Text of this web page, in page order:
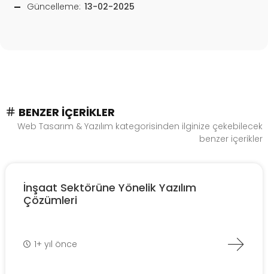
Güncelleme: 13-02-2025
BENZER İÇERIKLER
Web Tasarım & Yazılım kategorisinden ilginize çekebilecek
benzer içerikler
İnşaat Sektörüne Yönelik Yazılım
Çözümleri
1+ yıl önce